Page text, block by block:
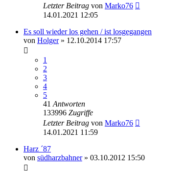
Letzter Beitrag von Marko76
14.01.2021 12:05
Es soll wieder los gehen / ist losgegangen
von Holger» 12.10.2014 17:57
1
2
3
4
5
41 Antworten
133996 Zugriffe
Letzter Beitrag von Marko76
14.01.2021 11:59
Harz ´87
von südharzbahner» 03.10.2012 15:50